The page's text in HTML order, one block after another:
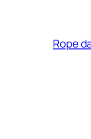
Rope